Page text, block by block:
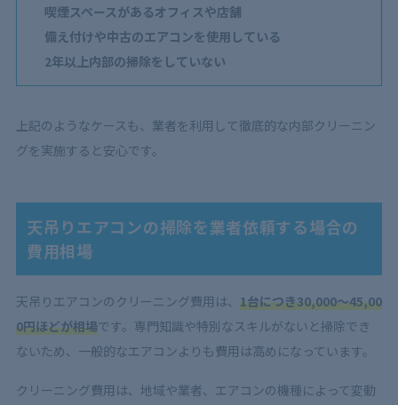
喫煙スペースがあるオフィスや店舗
備え付けや中古のエアコンを使用している
2年以上内部の掃除をしていない
上記のようなケースも、業者を利用して徹底的な内部クリーニン
グを実施すると安心です。
天吊りエアコンの掃除を業者依頼する場合の
費用相場
天吊りエアコンのクリーニング費用は、 1台につき30,000～45,00
0円ほどが相場です。専門知識や特別なスキルがないと掃除でき
ないため、一般的なエアコンよりも費用は高めになっています。
クリーニング費用は、地域や業者、エアコンの機種によって変動